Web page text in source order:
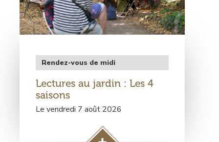
Type
de
rendez-
vous
Rendez-vous de midi
Lectures au jardin : Les 4
saisons
Le vendredi 7 août 2026